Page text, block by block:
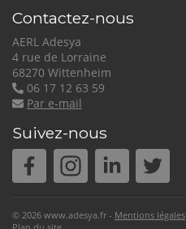
Contactez-nous
AERL Adesya
4 rue de Lorraine
68270 Wittenheim
06 17 12 63 59
Par e-mail
Suivez-nous
© 2026 www.adesya.fr - Mentions légales